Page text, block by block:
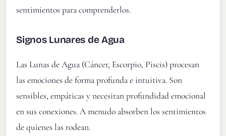
sentimientos para comprenderlos.
Signos Lunares de Agua
Las Lunas de Agua (Cáncer, Escorpio, Piscis) procesan
las emociones de forma profunda e intuitiva. Son
sensibles, empáticas y necesitan profundidad emocional
en sus conexiones. A menudo absorben los sentimientos
de quienes las rodean.